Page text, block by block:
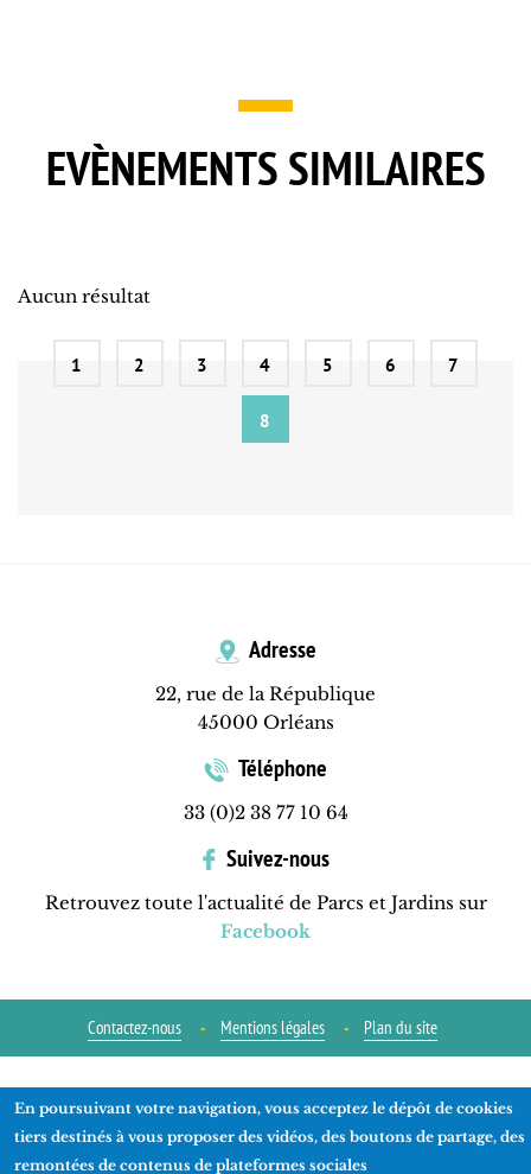
EVÈNEMENTS SIMILAIRES
Aucun résultat
1 2 3 4 5 6 7
8
Adresse
22, rue de la République
45000 Orléans
Téléphone
33 (0)2 38 77 10 64
Suivez-nous
Retrouvez toute l'actualité de Parcs et Jardins sur
Facebook
Contactez-nous Mentions légales Plan du site
Réalisationads-COM
En poursuivant votre navigation, vous acceptez le dépôt de cookies
tiers destinés à vous proposer des vidéos, des boutons de partage, des
remontées de contenus de plateformes sociales